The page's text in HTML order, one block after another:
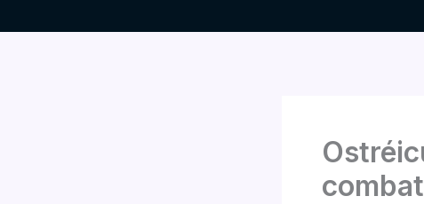
au
combat